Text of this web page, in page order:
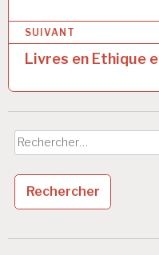
v
i
g
a
t
i
o
n
SUIVANT
Livres en Ethique
Rechercher :